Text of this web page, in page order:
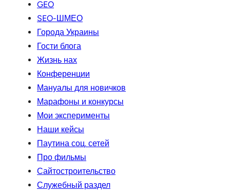
GEO
SEO-ШМЕО
Города Украины
Гости блога
Жизнь нах
Конференции
Мануалы для новичков
Марафоны и конкурсы
Мои эксперименты
Наши кейсы
Паутина соц. сетей
Про фильмы
Сайтостроительство
Служебный раздел